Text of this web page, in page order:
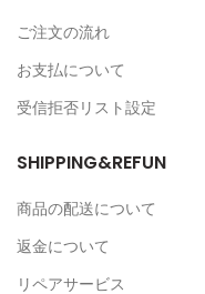
ご注文の流れ
お支払について
受信拒否リスト設定
SHIPPING&REFUN
商品の配送について
返金について
リペアサービス